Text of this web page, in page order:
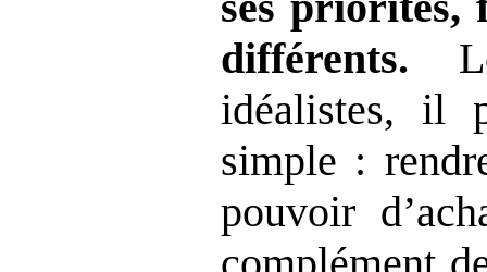
différents.
idéalistes, il
simple :
pouvoir